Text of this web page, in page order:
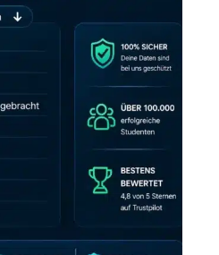
PERFEKT LERNEN